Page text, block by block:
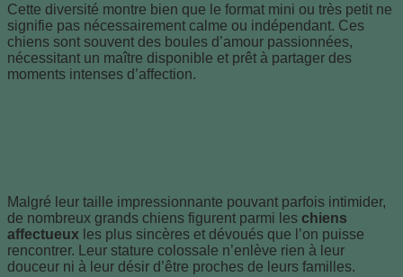
Cette diversité montre bien que le format mini ou très petit ne
signifie pas nécessairement calme ou indépendant. Ces
chiens sont souvent des boules d’amour passionnées,
nécessitant un maître disponible et prêt à partager des
moments intenses d’affection.
Malgré leur taille impressionnante pouvant parfois intimider,
de nombreux grands chiens figurent parmi les chiens
affectueux les plus sincères et dévoués que l’on puisse
rencontrer. Leur stature colossale n’enlève rien à leur
douceur ni à leur désir d’être proches de leurs familles.